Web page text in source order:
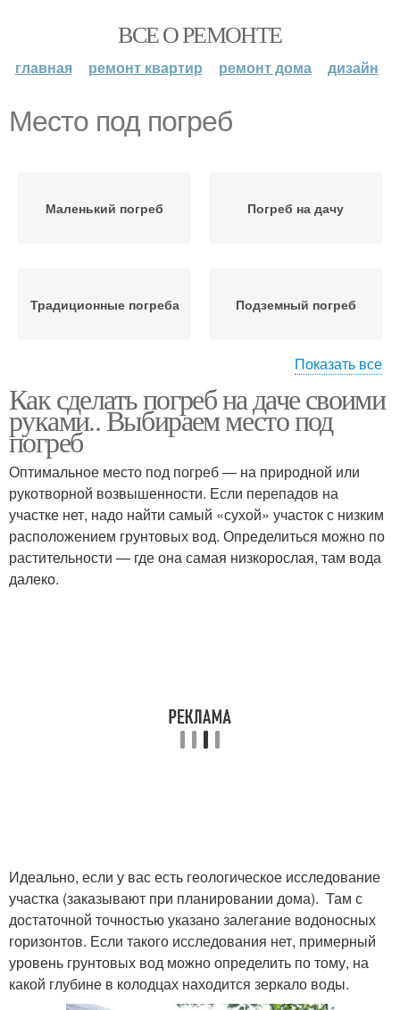
ВСЕ О РЕМОНТЕ
главная ремонт квартир ремонт дома дизайн
Место под погреб
Маленький погреб Погреб на дачу
Традиционные погреба Подземный погреб
Чертежи для погреба Кирпичный погреб
Бетонный погреб Погреб из пластика
Полузаглубленный
Заглубленный погреб Погреба в частном доме
Дешевый погреб
Погреба из
асбестоцементных
листов
Показать все
Как сделать погреб на даче своими
руками.. Выбираем место под
погреб
Оптимальное место под погреб — на природной или
рукотворной возвышенности. Если перепадов на
участке нет, надо найти самый «сухой» участок с низким
расположением грунтовых вод. Определиться можно по
растительности — где она самая низкорослая, там вода
далеко.
Идеально, если у вас есть геологическое исследование
участка (заказывают при планировании дома). Там с
достаточной точностью указано залегание водоносных
горизонтов. Если такого исследования нет, примерный
уровень грунтовых вод можно определить по тому, на
какой глубине в колодцах находится зеркало воды.